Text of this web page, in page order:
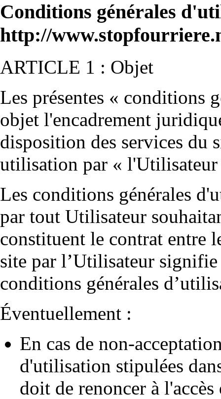
Conditions générales
http://
ARTICLE 1 : Objet
Les présentes « conditions
objet l'encadrement
disposition des services du
utilisation par «
Les conditions générales
par tout Utilisateur
constituent le contrat entre
site par l’Utilisateur signifie
conditions générales
Éventuellement :
En cas de non-
d'utilisation stipulées
doit de renoncer à